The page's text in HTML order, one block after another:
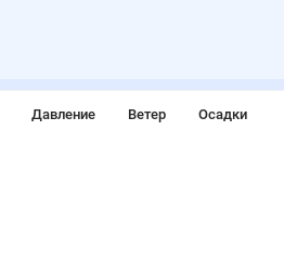
Давление Ветер Осадки